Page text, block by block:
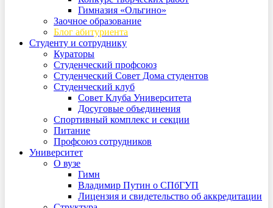
Гимназия «Ольгино»
Заочное образование
Блог абитуриента
Студенту и сотруднику
Кураторы
Студенческий профсоюз
Студенческий Совет Дома студентов
Студенческий клуб
Совет Клуба Университета
Досуговые объединения
Спортивный комплекс и секции
Питание
Профсоюз сотрудников
Университет
О вузе
Гимн
Владимир Путин о СПбГУП
Лицензия и свидетельство об аккредитации